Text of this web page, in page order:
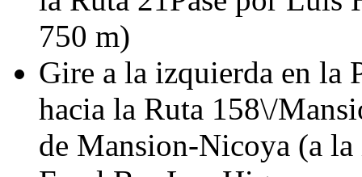
750 m)
Gire a la izquierda en la
hacia la Ruta 158\/
de Mansion-Nicoya (a